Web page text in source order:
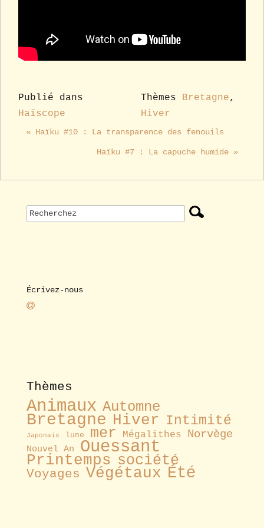
Publié dans
Haïscope
Thèmes Bretagne,
Hiver
« Haïku #10 : La transparence des fenouils
Haïku #7 : La capuche humide »
Écrivez-nous
Thèmes
Animaux Automne
Bretagne Hiver Intimité
Japonais lune mer Mégalithes Norvège
Nouvel An Ouessant
Printemps société
Voyages Végétaux Été